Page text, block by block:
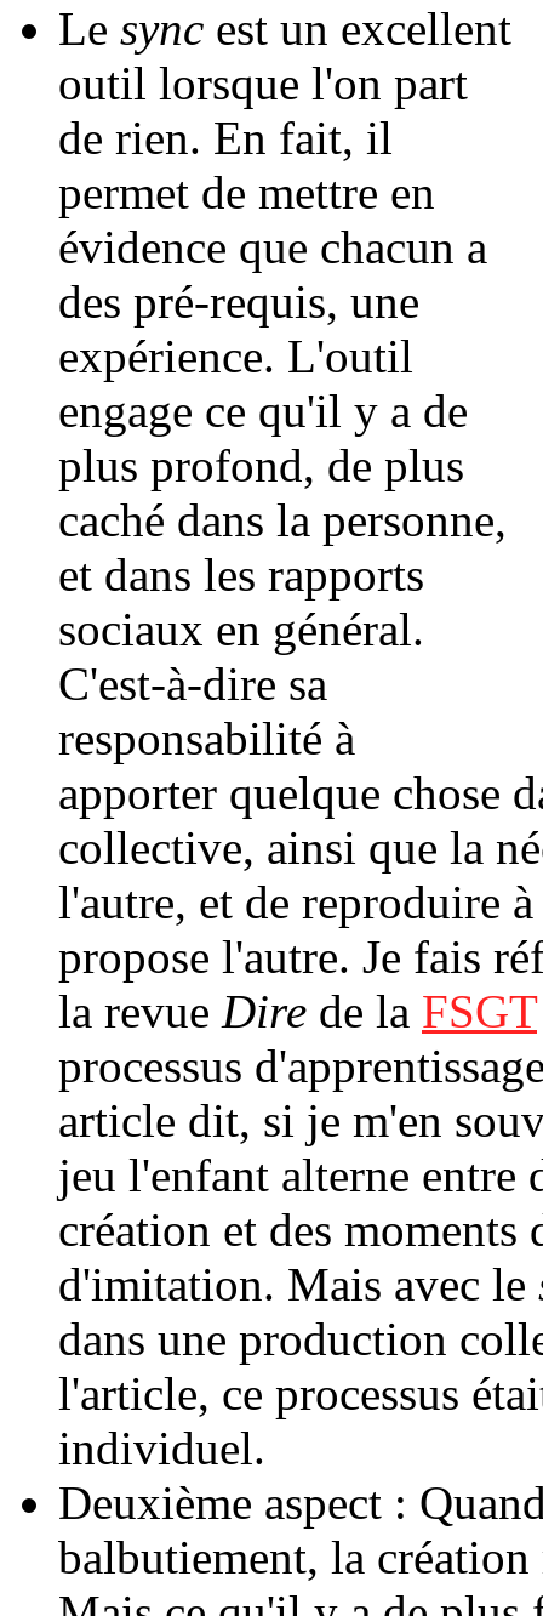
Le sync est un excellent
outil lorsque l'on part
de rien. En fait, il
permet de mettre en
évidence que chacun a
des pré-requis, une
expérience. L'outil
engage ce qu'il y a de
plus profond, de plus
caché dans la personne,
et dans les rapports
sociaux en général.
C'est-à-dire sa
responsabilité à
apporter quelque chose
collective, ainsi que la
l'autre, et de reproduire
propose l'autre. Je fais
la revue Dire de la FSGT
processus
article dit, si je m'en
jeu l'enfant alterne entre
création et des moments
d'imitation. Mais avec le
dans une production
l'article, ce processus
individuel.
Deuxième aspect :
balbutiement, la création